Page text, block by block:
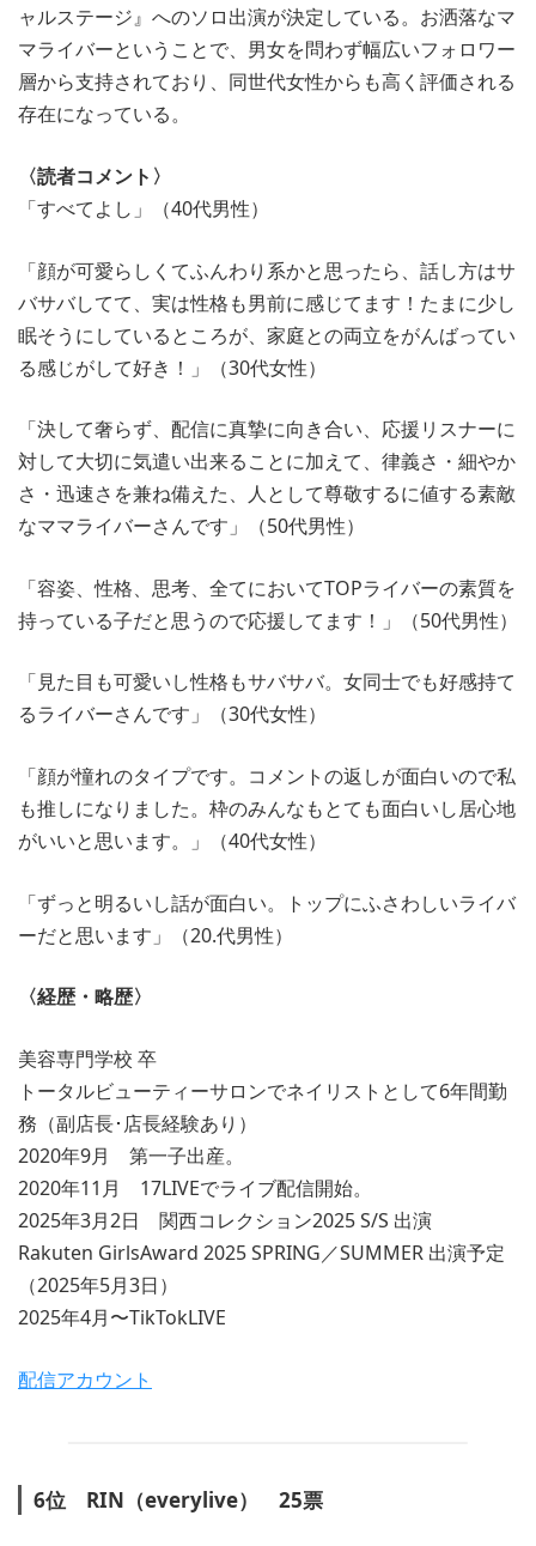
ャルステージ』へのソロ出演が決定している。お洒落なマ
マライバーということで、男女を問わず幅広いフォロワー
層から支持されており、同世代女性からも高く評価される
存在になっている。
〈読者コメント〉
「すべてよし」（40代男性）
「顔が可愛らしくてふんわり系かと思ったら、話し方はサ
バサバしてて、実は性格も男前に感じてます！たまに少し
眠そうにしているところが、家庭との両立をがんばってい
る感じがして好き！」（30代女性）
「決して奢らず、配信に真摯に向き合い、応援リスナーに
対して大切に気遣い出来ることに加えて、律義さ・細やか
さ・迅速さを兼ね備えた、人として尊敬するに値する素敵
なママライバーさんです」（50代男性）
「容姿、性格、思考、全てにおいてTOPライバーの素質を
持っている子だと思うので応援してます！」（50代男性）
「見た目も可愛いし性格もサバサバ。女同士でも好感持て
るライバーさんです」（30代女性）
「顔が憧れのタイプです。コメントの返しが面白いので私
も推しになりました。枠のみんなもとても面白いし居心地
がいいと思います。」（40代女性）
「ずっと明るいし話が面白い。トップにふさわしいライバ
ーだと思います」（20.代男性）
〈経歴・略歴〉
美容専門学校 卒
トータルビューティーサロンでネイリストとして6年間勤
務（副店長･店長経験あり）
2020年9月 第一子出産。
2020年11月 17LIVEでライブ配信開始。
2025年3月2日 関西コレクション2025 S/S 出演
Rakuten GirlsAward 2025 SPRING／SUMMER 出演予定
（2025年5月3日）
2025年4月〜TikTokLIVE
配信アカウント
6位 RIN（everylive） 25票